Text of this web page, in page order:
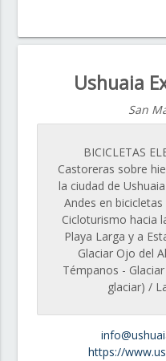
Ushuaia
San
BICICLETAS
Castoreras sobre
la ciudad de
Andes en bicicletas
Cicloturismo hacia
Playa Larga y a
Glaciar Ojo del
Témpanos -
glaciar) /
https://